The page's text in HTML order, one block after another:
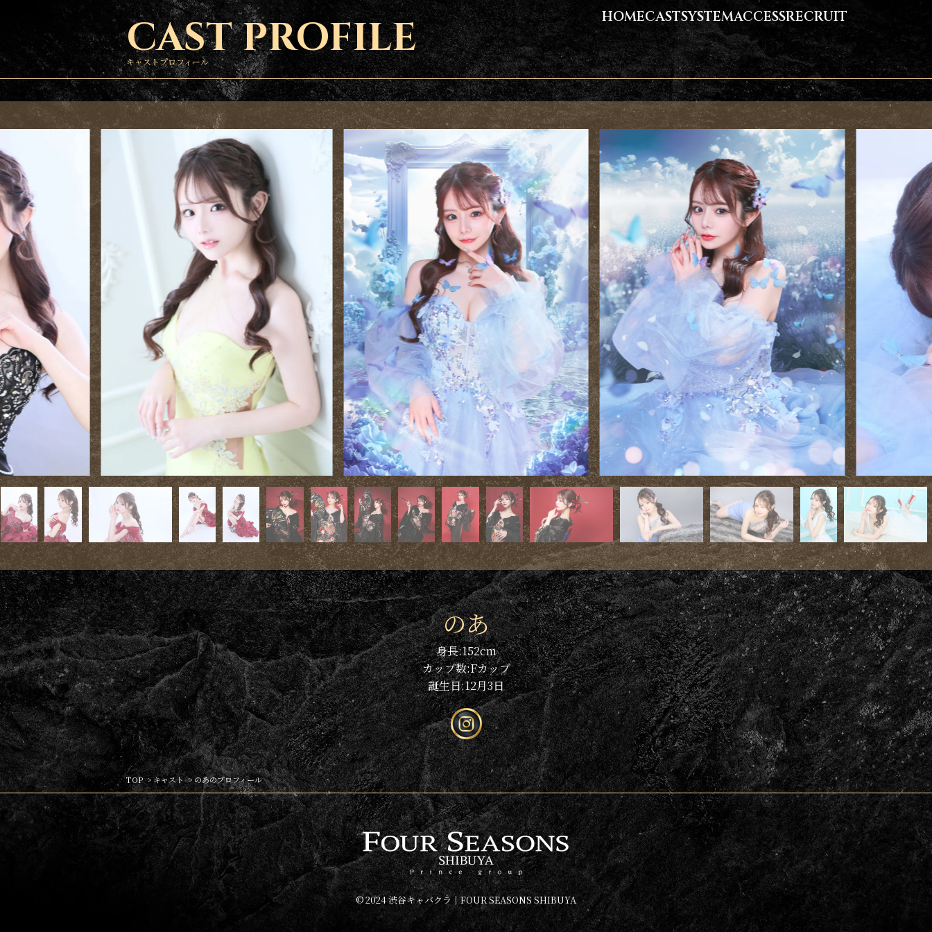
HOMECASTSYSTEMACCESSRECRUIT
CAST PROFILE
キャストプロフィール
のあ
身長:152cm
カップ数:Fカップ
誕生日:12月3日
TOP キャスト のあのプロフィール
© 2024 渋谷キャバクラ│FOUR SEASONS SHIBUYA